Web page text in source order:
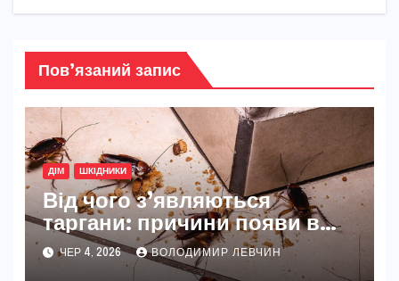
Пов’язаний запис
ДІМ ШКІДНИКИ
Від чого з’являються
таргани: причини появи в
оселі та як вони там
закріплюються
ЧЕР 4, 2026 ВОЛОДИМИР ЛЕВЧИН